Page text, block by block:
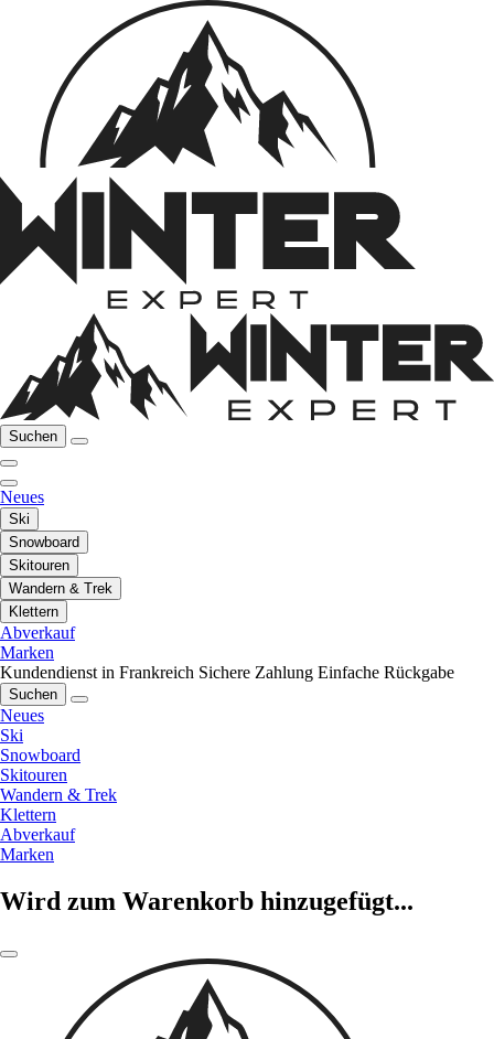
Suchen
Neues
Ski
Snowboard
Skitouren
Wandern & Trek
Klettern
Abverkauf
Marken
Kundendienst in Frankreich Sichere Zahlung Einfache Rückgabe
Suchen
Neues
Ski
Snowboard
Skitouren
Wandern & Trek
Klettern
Abverkauf
Marken
Wird zum Warenkorb hinzugefügt...